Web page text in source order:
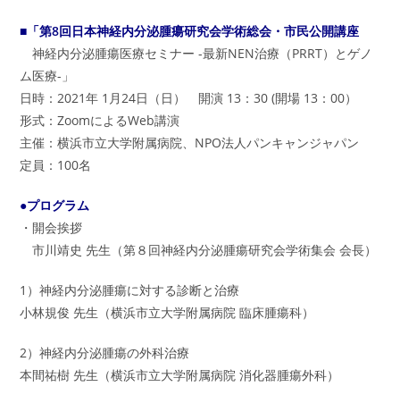
■「第8回日本神経内分泌腫瘍研究会学術総会・市民公開講座
神経内分泌腫瘍医療セミナー -最新NEN治療（PRRT）とゲノ
ム医療-」
日時：2021年 1月24日（日） 開演 13：30 (開場 13：00）
形式：ZoomによるWeb講演
主催：横浜市立大学附属病院、NPO法人パンキャンジャパン
定員：100名
●プログラム
・開会挨拶
市川靖史 先生（第８回神経内分泌腫瘍研究会学術集会 会長）
1）神経内分泌腫瘍に対する診断と治療
小林規俊 先生（横浜市立大学附属病院 臨床腫瘍科）
2）神経内分泌腫瘍の外科治療
本間祐樹 先生（横浜市立大学附属病院 消化器腫瘍外科）